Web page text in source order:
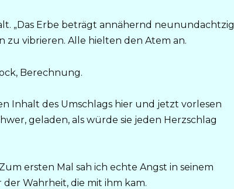
„Das Erbe beträgt annähernd neunundachtzig
zu vibrieren. Alle hielten den Atem an.
Berechnung.
Inhalt des Umschlags hier und jetzt vorlesen
geladen, als würde sie jeden Herzschlag
ersten Mal sah ich echte Angst in seinem
Wahrheit, die mit ihm kam.